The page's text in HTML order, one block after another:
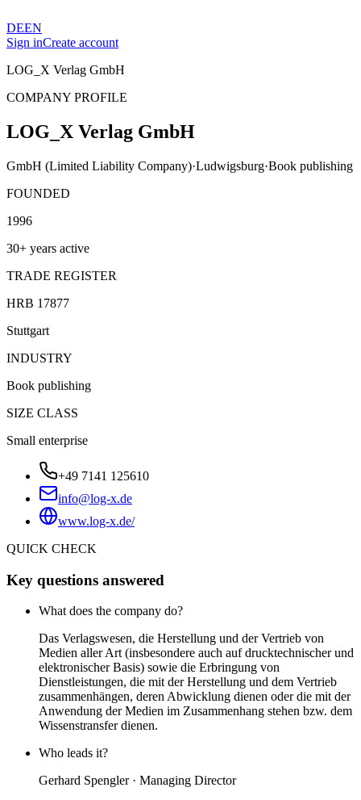
DEEN
Sign inCreate account
LOG_X Verlag GmbH
COMPANY PROFILE
LOG_X Verlag GmbH
GmbH (Limited Liability Company)·Ludwigsburg·Book publishing
FOUNDED
1996
30+ years active
TRADE REGISTER
HRB 17877
Stuttgart
INDUSTRY
Book publishing
SIZE CLASS
Small enterprise
+49 7141 125610
info@log-x.de
www.log-x.de/
QUICK CHECK
Key questions answered
What does the company do?
Das Verlagswesen, die Herstellung und der Vertrieb von
Medien aller Art (insbesondere auch auf drucktechnischer und
elektronischer Basis) sowie die Erbringung von
Dienstleistungen, die mit der Herstellung und dem Vertrieb
zusammenhängen, deren Abwicklung dienen oder die mit der
Anwendung der Medien im Zusammenhang stehen bzw. dem
Wissenstransfer dienen.
Who leads it?
Gerhard Spengler · Managing Director